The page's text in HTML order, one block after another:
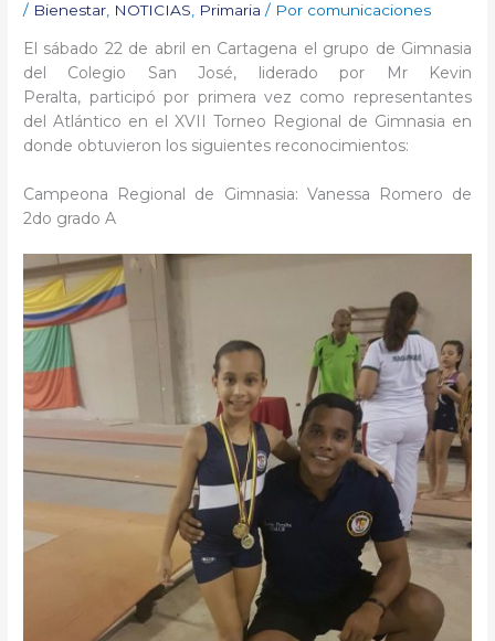
/ Bienestar NOTICIAS Primaria / Por comunicaciones
El sábado 22 de abril en Cartagena el grupo de Gimnasia
del Colegio San José, liderado por Mr Kevin
Peralta, participó por primera vez como representantes
del Atlántico en el XVII Torneo Regional de Gimnasia en
donde obtuvieron los siguientes reconocimientos:
Campeona Regional de Gimnasia: Vanessa Romero de
2do grado A